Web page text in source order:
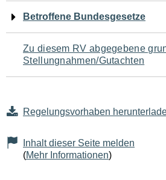
Seiteninhalt
Betroffene Bundesgesetze
Zu diesem RV abgegebene
Stellungnahmen/Gutachten
Regelungsvorhaben
Inhalt dieser Seite melden
(Mehr Informationen)